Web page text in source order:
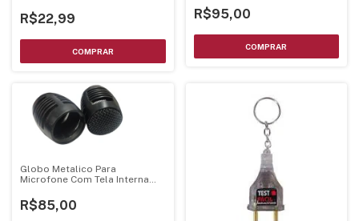
R$22,99 R$95,00
Globo Metalico Para
Microfone Com Tela Interna
R$85,00